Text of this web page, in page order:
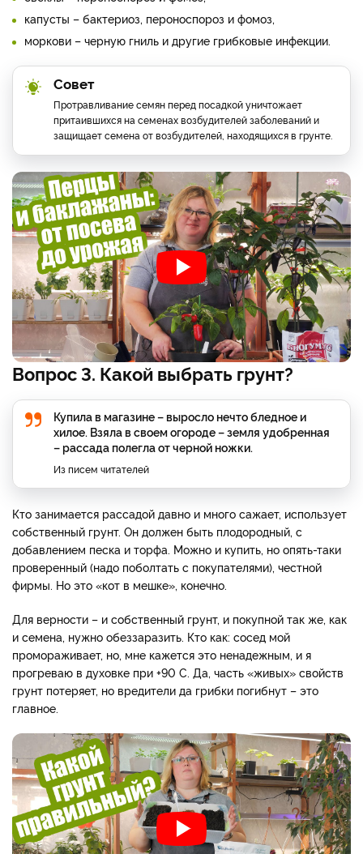
капусты – бактериоз, пероноспороз и фомоз,
моркови – черную гниль и другие грибковые инфекции.
Совет
Протравливание семян перед посадкой уничтожает
притаившихся на семенах возбудителей заболеваний и
защищает семена от возбудителей, находящихся в грунте.
Вопрос 3. Какой выбрать грунт?
Купила в магазине – выросло нечто бледное и
хилое. Взяла в своем огороде – земля удобренная
– рассада полегла от черной ножки.
Из писем читателей
Кто занимается рассадой давно и много сажает, использует
собственный грунт. Он должен быть плодородный, с
добавлением песка и торфа. Можно и купить, но опять-таки
проверенный (надо поболтать с покупателями), честной
фирмы. Но это «кот в мешке», конечно.
Для верности – и собственный грунт, и покупной так же, как
и семена, нужно обеззаразить. Кто как: сосед мой
промораживает, но, мне кажется это ненадежным, и я
прогреваю в духовке при +90 C. Да, часть «живых» свойств
грунт потеряет, но вредители да грибки погибнут – это
главное.